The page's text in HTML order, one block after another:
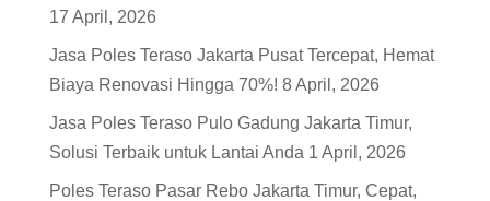
17 April, 2026
Jasa Poles Teraso Jakarta Pusat Tercepat, Hemat
Biaya Renovasi Hingga 70%! 8 April, 2026
Jasa Poles Teraso Pulo Gadung Jakarta Timur,
Solusi Terbaik untuk Lantai Anda 1 April, 2026
Poles Teraso Pasar Rebo Jakarta Timur, Cepat,